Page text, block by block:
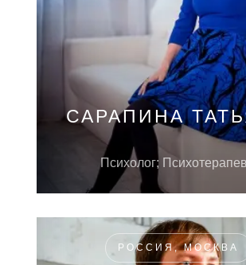
САРАПИНА
Психолог;
РОССИЯ, МОСКВА